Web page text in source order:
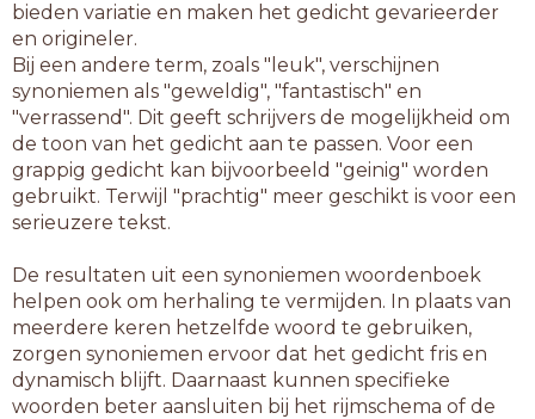
bieden variatie en maken het gedicht gevarieerder
en origineler.
Bij een andere term, zoals "leuk", verschijnen
synoniemen als "geweldig", "fantastisch" en
"verrassend". Dit geeft schrijvers de mogelijkheid om
de toon van het gedicht aan te passen. Voor een
grappig gedicht kan bijvoorbeeld "geinig" worden
gebruikt. Terwijl "prachtig" meer geschikt is voor een
serieuzere tekst.
De resultaten uit een synoniemen woordenboek
helpen ook om herhaling te vermijden. In plaats van
meerdere keren hetzelfde woord te gebruiken,
zorgen synoniemen ervoor dat het gedicht fris en
dynamisch blijft. Daarnaast kunnen specifieke
woorden beter aansluiten bij het rijmschema of de